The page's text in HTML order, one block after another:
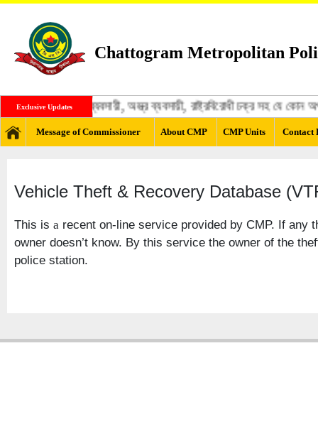
Chattogram Metropolitan
Exclusive Updates
জঙ্গী, মাদক ব্যবসায়ী, অস্ত্র ব্যবসায়ী, রাষ্ট্রবিরোধী চক্র সহ যে কোন
Message of Commissioner About CMP CMP Units Contact
Vehicle Theft & Recovery Database
This is a recent on-line service provided by CMP. If
owner doesn’t know. By this service the owner of the
police station.